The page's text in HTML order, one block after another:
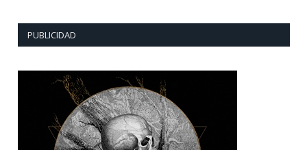
PUBLICIDAD